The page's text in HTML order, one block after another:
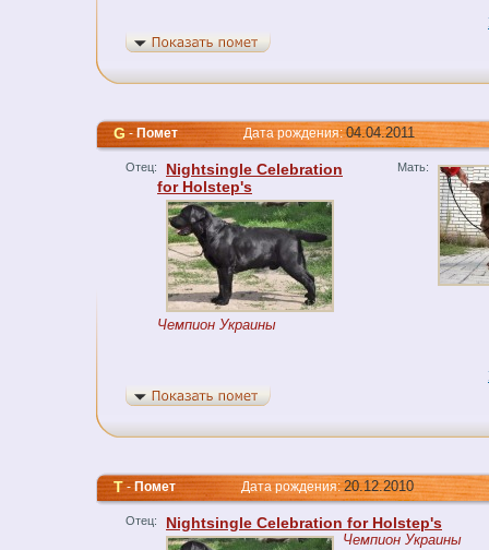
G-ПометДата рождения:04.04.2011
Отец:
Nightsingle Celebration
for Holstep's
Чемпион Украины
Мать:
T-ПометДата рождения:20.12.2010
Отец: Nightsingle Celebration for Holstep's
Чемпион Украины